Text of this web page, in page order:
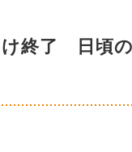
け終了 日頃